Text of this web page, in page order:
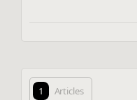
1 Articles